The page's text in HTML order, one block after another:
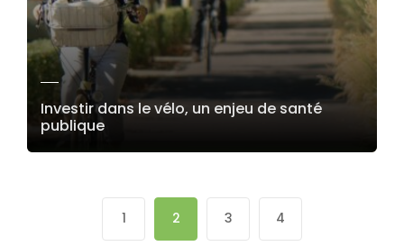
Investir dans le vélo, un enjeu de santé
publique
1 2 3 4